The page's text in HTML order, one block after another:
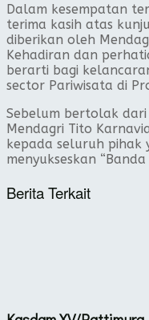
Dalam kesempatan
terima kasih atas
diberikan oleh
Kehadiran dan
berarti bagi
sector Pariwisata di
Sebelum bertolak
Mendagri Tito
kepada seluruh pihak
menyukseskan
Berita Terkait